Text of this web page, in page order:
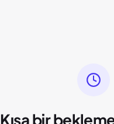
Kısa bir